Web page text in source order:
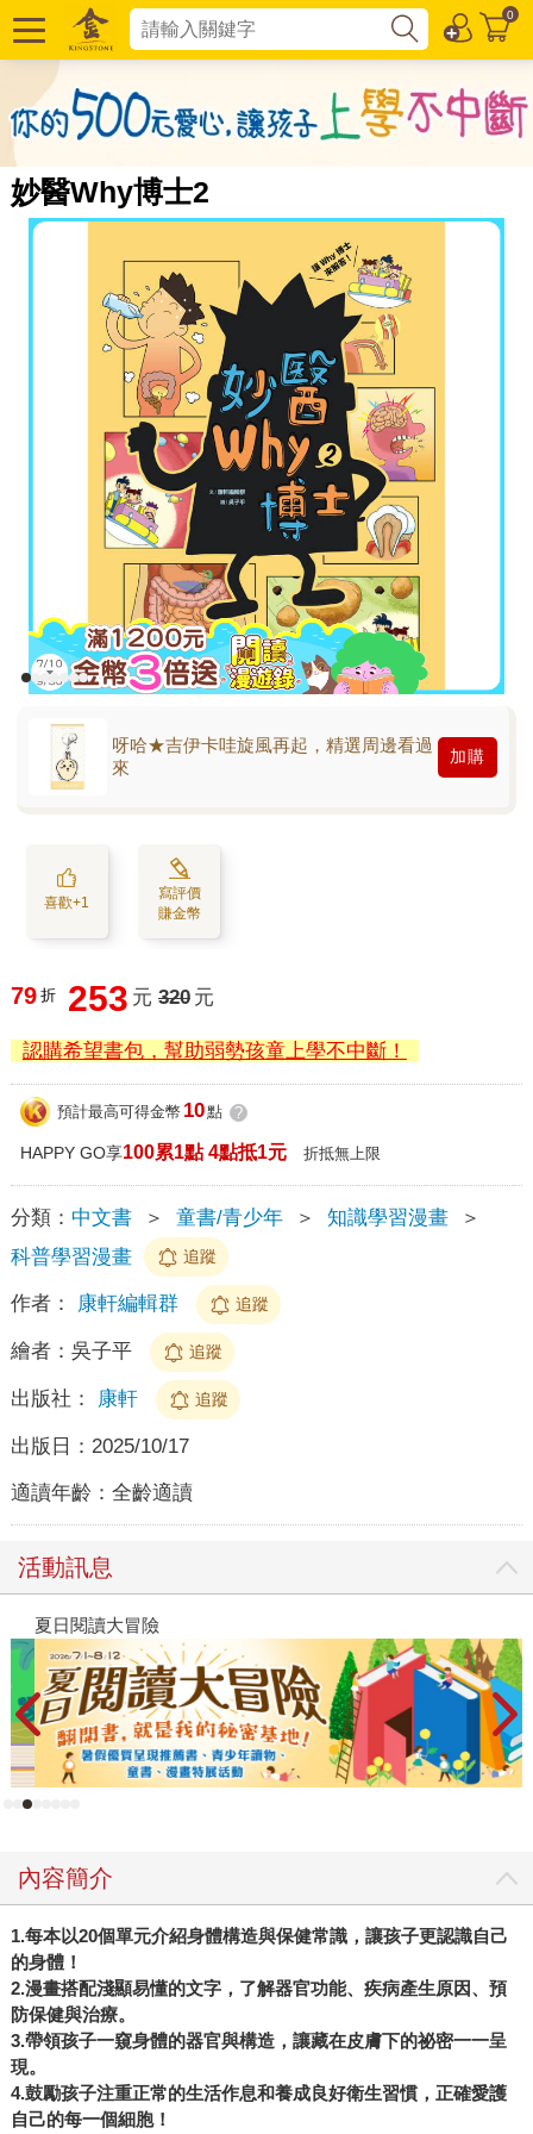
0
妙醫Why博士2
呀哈★吉伊卡哇旋風再起，精選周邊看過
來
加購
喜歡+1
寫評價
賺金幣
79 折 253 元 320 元
認購希望書包，幫助弱勢孩童上學不中斷！
預計最高可得金幣 10點 ?
HAPPY GO享100累1點 4點抵1元 折抵無上限
分類： 中文書 ＞ 童書/青少年 ＞ 知識學習漫畫
＞
科普學習漫畫
追蹤
作者： 康軒編輯群 追蹤
繪者： 吳子平 追蹤
出版社： 康軒 追蹤
出版日： 2025/10/17
適讀年齡： 全齡適讀
活動訊息
夏日閱讀大冒險
內容簡介
1.每本以20個單元介紹身體構造與保健常識，讓孩子更認識自己
的身體！
2.漫畫搭配淺顯易懂的文字，了解器官功能、疾病產生原因、預
防保健與治療。
3.帶領孩子一窺身體的器官與構造，讓藏在皮膚下的祕密一一呈
現。
4.鼓勵孩子注重正常的生活作息和養成良好衛生習慣，正確愛護
自己的每一個細胞！